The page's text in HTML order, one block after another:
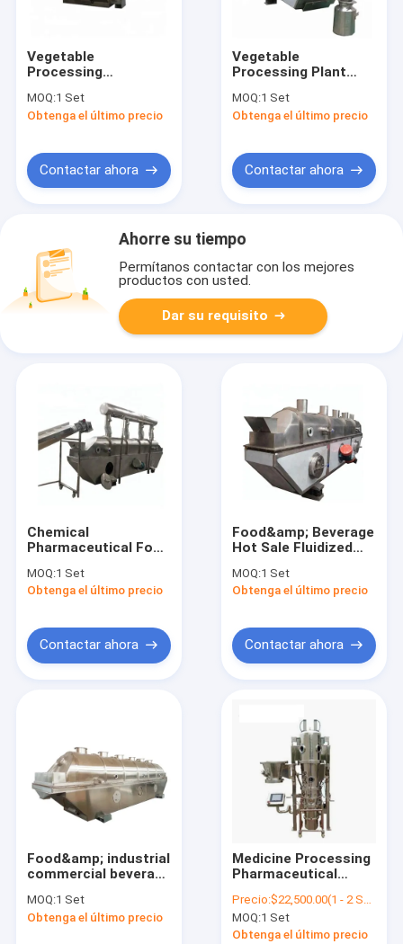
Vegetable
Processing
Grade Maker
Soybean Meal
Machine/Dehydrator
MOQ:1 Set
Obtenga el último precio
Contactar ahora
Vegetable
Processing Plant
Dryer/Vibrating Fluid
Bed Drying
For
Seeds,Salt,Soybean
MOQ:1 Set
Obtenga el último precio
Contactar ahora
Ahorre su tiempo
Permítanos contactar con los mejores
productos con usted.
Dar su requisito
Chemical
Pharmaceutical Food
Vegetables Ect
Ammonium Sulfate
Equipment Fluidized
Bed Dryer High
Quality Vibrating
Drying Machine
MOQ:1 Set
Obtenga el último precio
Contactar ahora
Food&amp; Beverage
Hot Sale Fluidized
Dehydrator Machine
Continuous Vibrating
Dryer Equipment
MOQ:1 Set
Obtenga el último precio
Contactar ahora
Food&amp; industrial
commercial beverage
bed continuous hot
air dryer oven
MOQ:1 Set
Obtenga el último precio
Medicine Processing
Pharmaceutical
Fluid Bed Cocoa
Fluidized Dryer
Continuous Spray
Precio:$22,500.00(1 - 2 Sets) $15,500.00(3 - 4 Sets) $2,200.00(>=5 Sets)
MOQ:1 Set
Obtenga el último precio